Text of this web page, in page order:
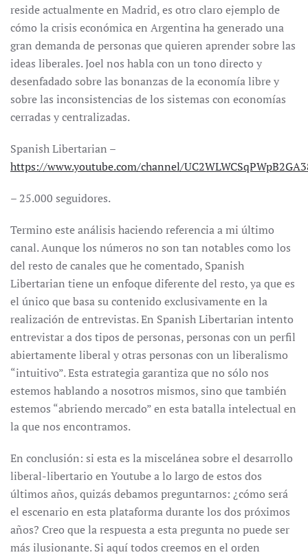
reside actualmente en Madrid, es otro claro ejemplo de
cómo la crisis económica en Argentina ha generado una
gran demanda de personas que quieren aprender sobre las
ideas liberales. Joel nos habla con un tono directo y
desenfadado sobre las bonanzas de la economía libre y
sobre las inconsistencias de los sistemas con economías
cerradas y centralizadas.
Spanish Libertarian –
https://www.youtube.com/channel/
– 25.000 seguidores.
Termino este análisis haciendo referencia a mi último
canal. Aunque los números no son tan notables como los
del resto de canales que he comentado, Spanish
Libertarian tiene un enfoque diferente del resto, ya que es
el único que basa su contenido exclusivamente en la
realización de entrevistas. En Spanish Libertarian intento
entrevistar a dos tipos de personas, personas con un perfil
abiertamente liberal y otras personas con un liberalismo
“intuitivo”. Esta estrategia garantiza que no sólo nos
estemos hablando a nosotros mismos, sino que también
estemos “abriendo mercado” en esta batalla intelectual en
la que nos encontramos.
En conclusión: si esta es la miscelánea sobre el desarrollo
liberal-libertario en Youtube a lo largo de estos dos
últimos años, quizás debamos preguntarnos: ¿cómo será
el escenario en esta plataforma durante los dos próximos
años? Creo que la respuesta a esta pregunta no puede ser
más ilusionante. Si aquí todos creemos en el orden